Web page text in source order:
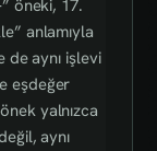
öneki, 17.
anlamıyla
de aynı işlevi
eşdeğer
yalnızca
aynı